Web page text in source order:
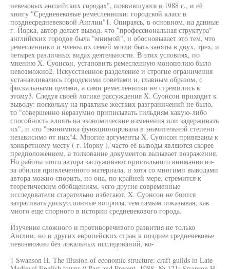
невековых английских городах", появившуюся в 1988 г., и её
книгу "Средневековые ремесленники: городской класс в
позднесредневековой Англии"1. Опираясь, в основном, на данные
г. Йорка, автор делает вывод, что "профессиональная структура"
английских городов была "мнимой", и обосновывает это тем, что
ремесленники и члены их семей могли быть заняты в двух, трех, и
четырех различных видах деятельности. В этих условиях, по
мнению X. Суонсон, установить ремесленную монополию было
невозможно2. Искусственное разделение и строгие ограничения
устанавливались городскими советами и, главным образом, с
фискальными целями, а сами ремесленники не стремились к
этому3. Следуя своей логике рассуждения X. Суонсон приходит к
выводу: поскольку на практике жестких разграничений не было,
то "совершенно неразумно приписывать гильдиям какую-либо
способность влиять на экономические изменения или задерживать
их", и что "экономика функционировала в значительной степени
независимо от них"4. Многие аргументы X. Суонсон привязаны к
конкретному месту ( г. Иорку ), часто её выводы являются скорее
предположением, а толкование документов вызывает возражения.
Но работы этого автора заслуживают пристального внимания из-
за обилия привлеченного материала, и хотя со многими выводами
автора можно спорить, но она, по крайней мере, стремится к
теоретическим обобщениям, чего другие современные
исследователи старательно избегают. X. Суонсон не боится
затрагивать дискуссионные вопросы, тем самым показывая, как
много еще спорного в истории средневекового города.
Изучение сложного и противоречивого развития не только
Англии, но и других европейских стран в позднее средневековье
невозможно без локальных исследований, ко-
1 Swanson H. The illusion of economic structure: craft guilds in Late